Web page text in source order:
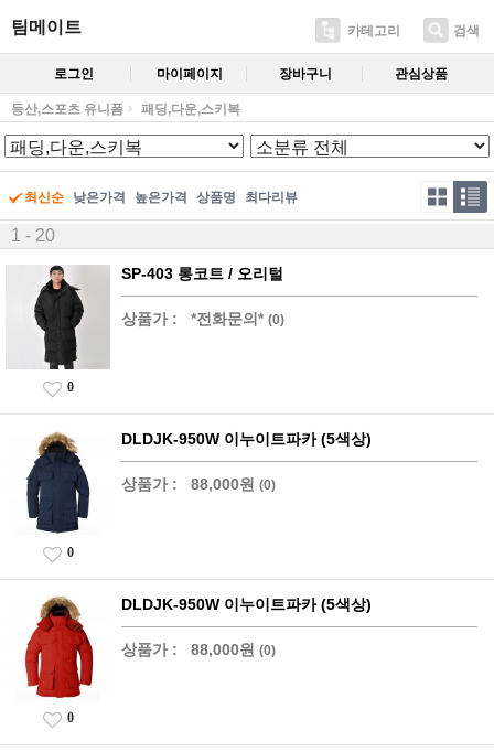
팀메이트 카테고리 검색
로그인 마이페이지 장바구니 관심상품
등산,스포츠 유니폼 패딩,다운,스키복
최신순 낮은가격 높은가격 상품명 최다리뷰
1 - 20
SP-403 롱코트 / 오리털
상품가 : *전화문의* (0)
0
DLDJK-950W 이누이트파카 (5색상)
상품가 : 88,000원 (0)
0
DLDJK-950W 이누이트파카 (5색상)
상품가 : 88,000원 (0)
0